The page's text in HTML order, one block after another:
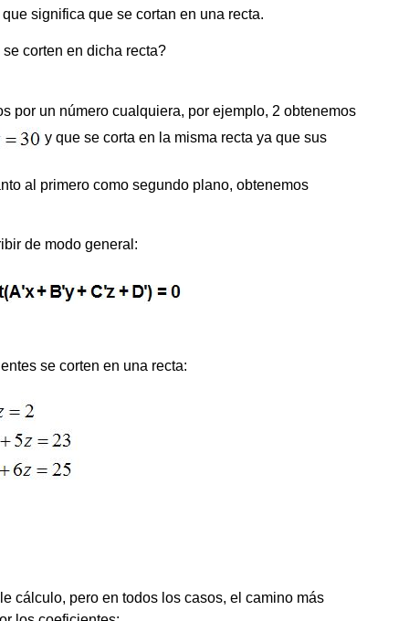
significa que se cortan en una recta.
corten en dicha recta?
por un número cualquiera, por ejemplo, 2 obtenemos
y que se corta en la misma recta ya que sus
al primero como segundo plano, obtenemos
de modo general:
se corten en una recta:
cálculo, pero en todos los casos, el camino más